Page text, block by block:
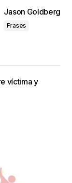
Jason Goldberg
Frases
víctima y